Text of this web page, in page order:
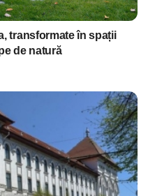
transformate în spații
de natură